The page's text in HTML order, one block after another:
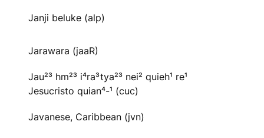
Janji beluke (alp)
Jarawara (jaaR)
Jau²³ hm²³ i⁴ra³tya²³ nei² quieh¹ re¹
Jesucristo quian⁴-¹ (cuc)
Javanese, Caribbean (jvn)